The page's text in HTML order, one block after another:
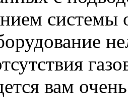
системы
вам